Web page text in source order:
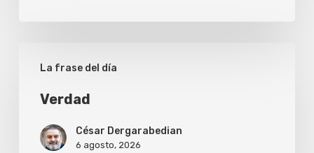
La frase del día
Verdad
César Dergarabedian
6 agosto, 2026